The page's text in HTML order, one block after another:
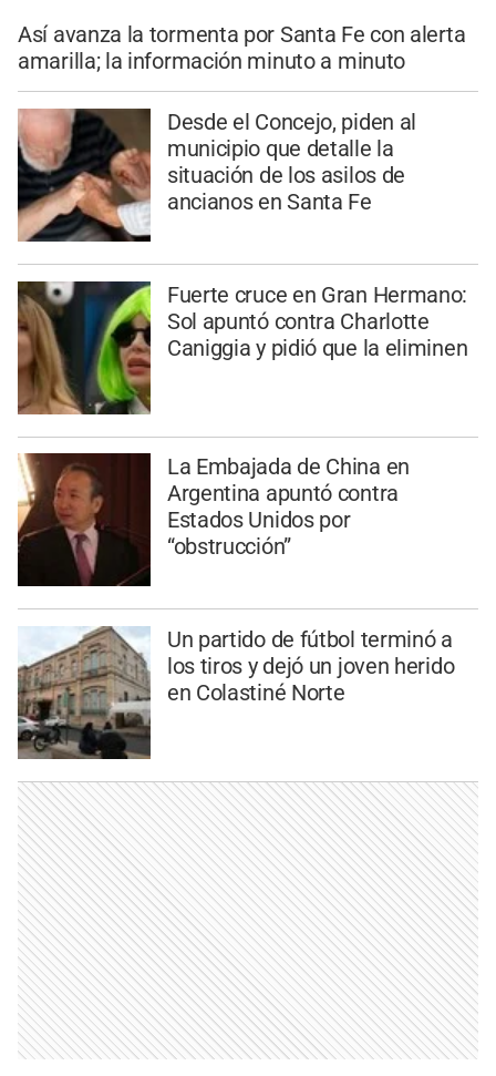
Así avanza la tormenta por Santa Fe con alerta
amarilla; la información minuto a minuto
Desde el Concejo, piden al
municipio que detalle la
situación de los asilos de
ancianos en Santa Fe
Fuerte cruce en Gran Hermano:
Sol apuntó contra Charlotte
Caniggia y pidió que la eliminen
La Embajada de China en
Argentina apuntó contra
Estados Unidos por
“obstrucción”
Un partido de fútbol terminó a
los tiros y dejó un joven herido
en Colastiné Norte